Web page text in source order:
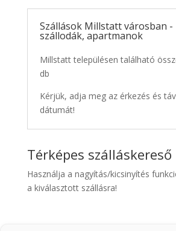
Szállások Millstatt városban -
szállodák, apartmanok
Millstatt településen található
db
Kérjük, adja meg az érkezés és
dátumát!
Térképes szálláskereső
Használja a nagyítás/kicsinyítés
a kiválasztott szállásra!